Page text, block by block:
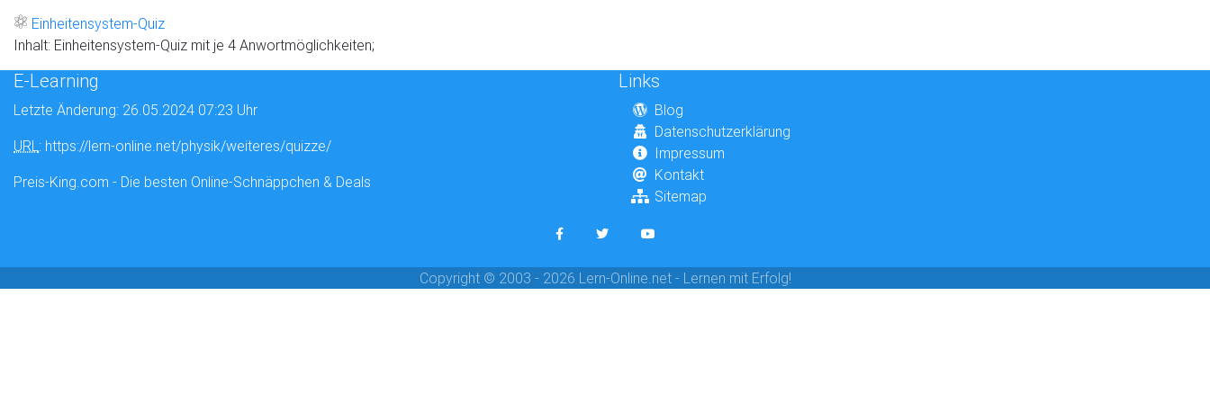
Einheitensystem-Quiz
Inhalt: Einheitensystem-Quiz mit je 4 Anwortmöglichkeiten;
E-Learning
Letzte Änderung: 26.05.2024 07:23 Uhr
URL: https://lern-online.net/physik/weiteres/quizze/
Preis-King.com - Die besten Online-Schnäppchen & Deals
Links
Blog
Datenschutzerklärung
Impressum
Kontakt
Sitemap
Copyright © 2003 - 2026 Lern-Online.net - Lernen mit Erfolg!